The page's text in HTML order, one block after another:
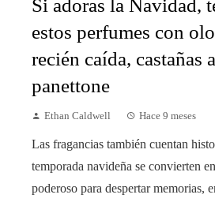
Si adoras la Navidad,
estos perfumes con
recién caída, castañas
panettone
Ethan Caldwell Hace 9 meses
Las fragancias también cuentan
temporada navideña se convierten
poderoso para despertar memorias,